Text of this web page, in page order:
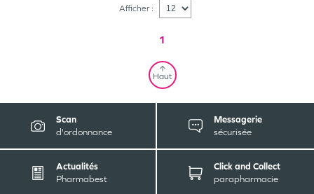
Afficher :
1
Haut
Scan
d'ordonnance
Messagerie
sécurisée
Actualités
Pharmabest
Click and Collect
parapharmacie